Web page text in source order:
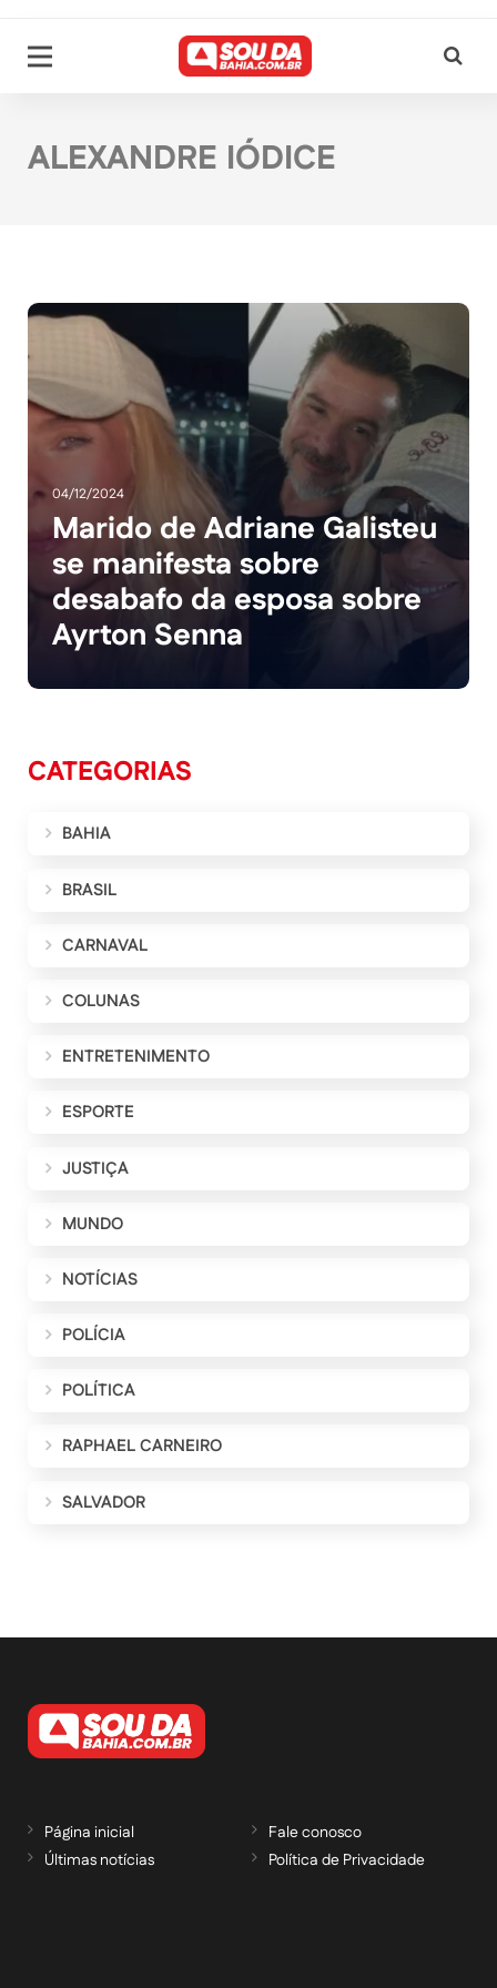
ALEXANDRE IÓDICE
04/12/2024
Marido de Adriane Galisteu
se manifesta sobre
desabafo da esposa sobre
Ayrton Senna
CATEGORIAS
BAHIA
BRASIL
CARNAVAL
COLUNAS
ENTRETENIMENTO
ESPORTE
JUSTIÇA
MUNDO
NOTÍCIAS
POLÍCIA
POLÍTICA
RAPHAEL CARNEIRO
SALVADOR
Página inicial
Últimas notícias
Fale conosco
Política de Privacidade